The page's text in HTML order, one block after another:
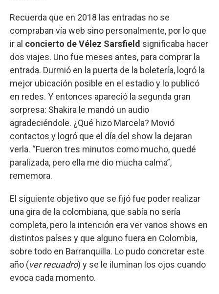
Recuerda que en 2018 las entradas no se
compraban vía web sino personalmente, por lo que
ir al concierto de Vélez Sarsfield significaba hacer
dos viajes. Uno fue meses antes, para comprar la
entrada. Durmió en la puerta de la boletería, logró la
mejor ubicación posible en el estadio y lo publicó
en redes. Y entonces apareció la segunda gran
sorpresa: Shakira le mandó un audio
agradeciéndole. ¿Qué hizo Marcela? Movió
contactos y logró que el día del show la dejaran
verla. “Fueron tres minutos como mucho, quedé
paralizada, pero ella me dio mucha calma”,
rememora.
El siguiente objetivo que se fijó fue poder realizar
una gira de la colombiana, que sabía no sería
completa, pero la intención era ver varios shows en
distintos países y que alguno fuera en Colombia,
sobre todo en Barranquilla. Lo pudo concretar este
año (ver recuadro) y se le iluminan los ojos cuando
evoca cada momento.